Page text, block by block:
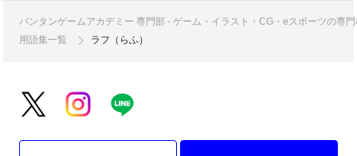
バンタンゲームアカデミー 専門部 - ゲーム・イラスト・CG・eスポーツの専
用語集一覧
ラフ（らふ）